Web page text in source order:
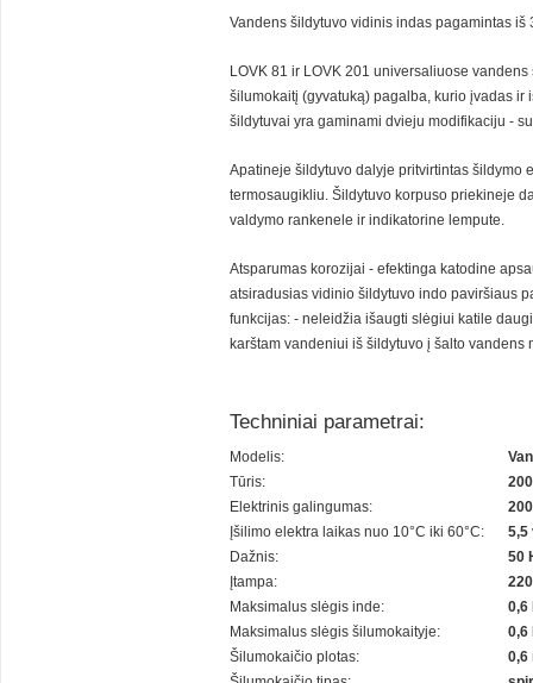
Vandens šildytuvo vidinis indas pagamintas
LOVK 81 ir LOVK 201 universaliuose
šilumokaitį (gyvatuką) pagalba, kurio įvadas
šildytuvai yra gaminami dvieju modifikaciju -
Apatineje šildytuvo dalyje pritvirtintas šildymo
termosaugikliu. Šildytuvo korpuso priekineje
valdymo rankenele ir indikatorine lempute.
Atsparumas korozijai - efektinga katodine
atsiradusias vidinio šildytuvo indo paviršiaus
funkcijas: - neleidžia išaugti slėgiui katile
karštam vandeniui iš šildytuvo į šalto vandens
Techniniai parametrai:
Modelis:
Tūris:
Elektrinis galingumas:
Įšilimo elektra laikas nuo 10°C iki 60°C:
5,5
Dažnis:
50
Įtampa:
Maksimalus slėgis inde:
0,6
Maksimalus slėgis šilumokaityje:
0,6
Šilumokaičio plotas:
0,6